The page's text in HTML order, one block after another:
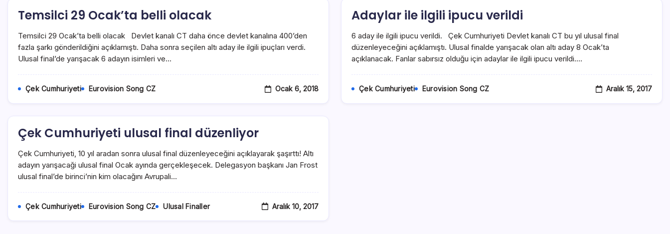
Temsilci 29 Ocak’ta belli olacak
Temsilci 29 Ocak’ta belli olacak Devlet kanalı CT daha önce devlet kanalına 400’den
fazla şarkı gönderildiğini açıklamıştı. Daha sonra seçilen altı aday ile ilgili ipuçları verdi.
Ulusal final’de yarışacak 6 adayın isimleri ve…
Çek Cumhuriyeti Eurovision Song CZ Ocak 6, 2018
Adaylar ile ilgili ipucu verildi
6 aday ile ilgili ipucu verildi. Çek Cumhuriyeti Devlet kanalı CT bu yıl ulusal final
düzenleyeceğini açıklamıştı. Ulusal finalde yarışacak olan altı aday 8 Ocak’ta
açıklanacak. Fanlar sabırsız olduğu için adaylar ile ilgili ipucu verildi.…
Çek Cumhuriyeti Eurovision Song CZ Aralık 15, 2017
Çek Cumhuriyeti ulusal final düzenliyor
Çek Cumhuriyeti, 10 yıl aradan sonra ulusal final düzenleyeceğini açıklayarak şaşırttı! Altı
adayın yarışacaği ulusal final Ocak ayında gerçekleşecek. Delegasyon başkanı Jan Frost
ulusal final’de birinci’nin kim olacağını Avrupali…
Çek Cumhuriyeti Eurovision Song CZ Ulusal Finaller Aralık 10, 2017